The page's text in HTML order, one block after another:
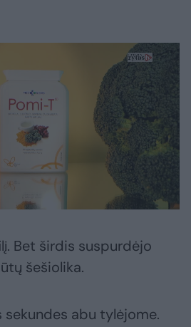
Bet širdis suspurdėjo
šešiolika.
sekundes abu tylėjome.